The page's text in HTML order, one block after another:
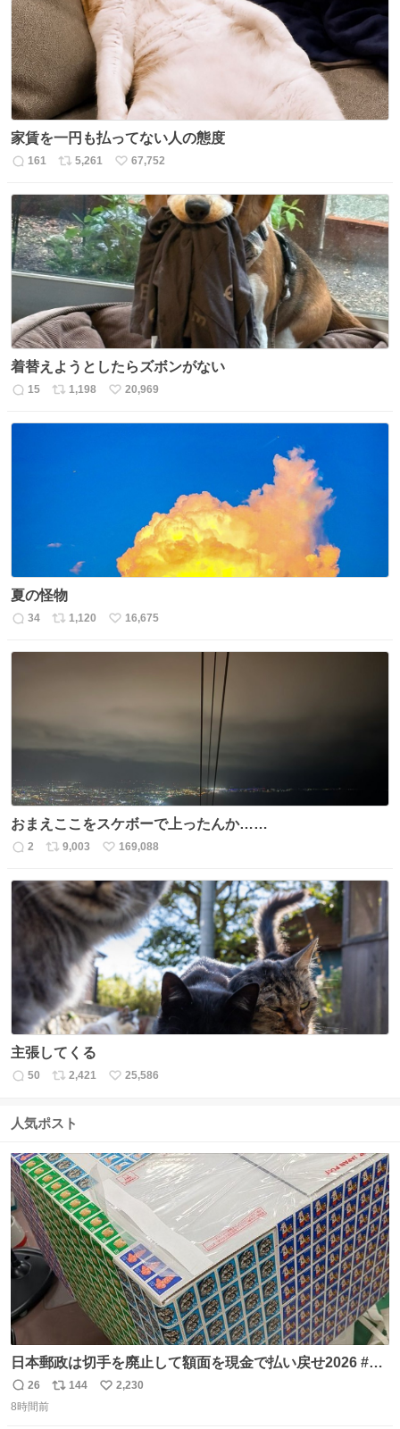
家賃を一円も払ってない人の態度
返
161
リ
ト
数
5,261
い
ね
数
67,752
着替えようとしたらズボンがない
返
15
リ
1,198
い
20,969
夏の怪物
返
34
リ
1,120
い
16,675
おまえここをスケボーで上ったんか……
返
数
2
リ
ス
ト
数
9,003
い
ね
数
169,088
主張してくる
返
数
50
リ
ス
数
2,421
い
25,586
人気ポスト
日本郵政は切手を廃止して額面を現金で払い戻せ2026 #日
本郵政 @JapanPostHD_PR
返
信
26
リ
144
い
2,230
8時間前